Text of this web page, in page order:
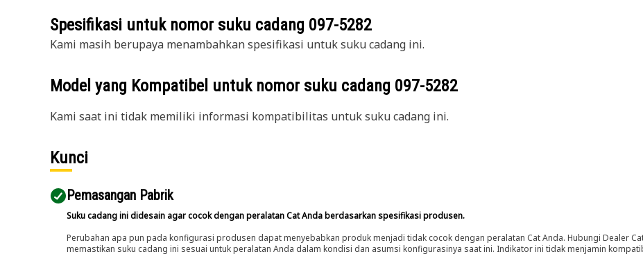
Spesifikasi untuk nomor suku cadang 097-5282
Kami masih berupaya menambahkan spesifikasi untuk suku cadang ini.
Model yang Kompatibel untuk nomor suku cadang 097-5282
Kami saat ini tidak memiliki informasi kompatibilitas untuk suku cadang ini.
Kunci
Pemasangan Pabrik
Suku cadang ini didesain agar cocok dengan peralatan Cat Anda berdasarkan spesifikasi produsen.
Perubahan apa pun pada konfigurasi produsen dapat menyebabkan produk menjadi tidak cocok dengan peralatan Cat Anda. Hubungi Dealer
memastikan suku cadang ini sesuai untuk peralatan Anda dalam kondisi dan asumsi konfigurasinya saat ini. Indikator ini tidak menjamin